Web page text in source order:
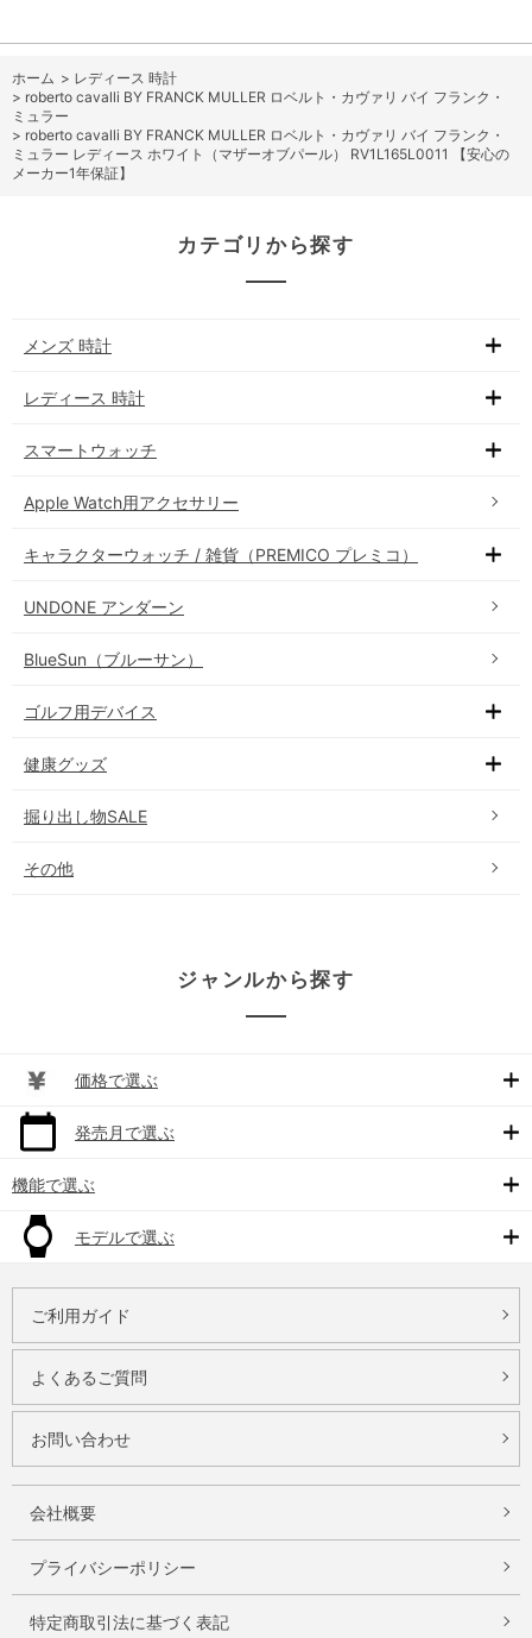
ホーム > レディース 時計
> roberto cavalli BY FRANCK MULLER ロベルト・カヴァリ バイ フランク・
ミュラー
> roberto cavalli BY FRANCK MULLER ロベルト・カヴァリ バイ フランク・
ミュラー レディース ホワイト（マザーオブパール） RV1L165L0011 【安心の
メーカー1年保証】
カテゴリから探す
メンズ 時計
レディース 時計
スマートウォッチ
Apple Watch用アクセサリー
キャラクターウォッチ / 雑貨（PREMICO プレミコ）
UNDONE アンダーン
BlueSun（ブルーサン）
ゴルフ用デバイス
健康グッズ
掘り出し物SALE
その他
ジャンルから探す
価格で選ぶ
発売月で選ぶ
機能で選ぶ
モデルで選ぶ
ご利用ガイド
よくあるご質問
お問い合わせ
会社概要
プライバシーポリシー
特定商取引法に基づく表記